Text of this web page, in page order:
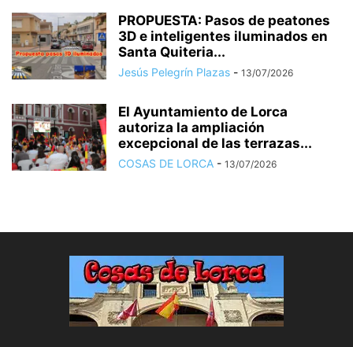
PROPUESTA: Pasos de peatones
3D e inteligentes iluminados en
Santa Quiteria...
Jesús Pelegrín Plazas - 13/07/2026
El Ayuntamiento de Lorca
autoriza la ampliación
excepcional de las terrazas...
COSAS DE LORCA - 13/07/2026